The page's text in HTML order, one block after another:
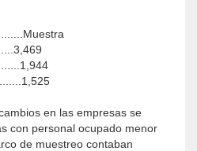
en las empresas se
con personal ocupado menor
de muestreo contaban